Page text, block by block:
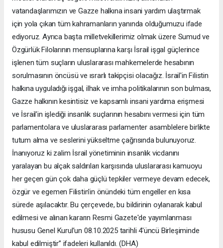
vatandaşlarımızın ve Gazze halkına insani yardım ulaştırmak
için yola çıkan tüm kahramanların yanında olduğumuzu ifade
ediyoruz. Ayrıca başta milletvekillerimiz olmak üzere Sumud ve
Özgürlük Filolarının mensuplarına karşı İsrail işgal güçlerince
işlenen tüm suçların uluslararası mahkemelerde hesabının
sorulmasının öncüsü ve ısrarlı takipçisi olacağız. İsrail'in Filistin
halkına uyguladığı işgal, ilhak ve imha politikalarının son bulması,
Gazze halkının kesintisiz ve kapsamlı insani yardıma erişmesi
ve İsrail'in işlediği insanlık suçlarının hesabını vermesi için tüm
parlamentolara ve uluslararası parlamenter asamblelere birlikte
tutum alma ve seslerini yükseltme çağrısında bulunuyoruz.
İnanıyoruz ki zalim İsrail yönetiminin insanlık vicdanını
yaralayan bu alçak saldırıları karşısında uluslararası kamuoyu
her geçen gün çok daha güçlü tepkiler vermeye devam edecek,
özgür ve egemen Filistin'in önündeki tüm engeller en kısa
sürede aşılacaktır. Bu çerçevede, bu bildirinin oylanarak kabul
edilmesi ve alınan kararın Resmi Gazete'de yayımlanması
hususu Genel Kurul’un 08.10.2025 tarihli 4'üncü Birleşiminde
kabul edilmiştir” ifadeleri kullanıldı. (DHA)